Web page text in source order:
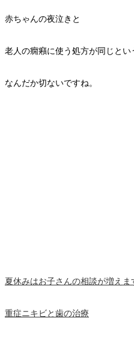
赤ちゃんの夜泣きと
老人の癇癪に使う処方が同じとい
なんだか切ないですね。
夏休みはお子さんの相談が増えま
重症ニキビと歯の治療